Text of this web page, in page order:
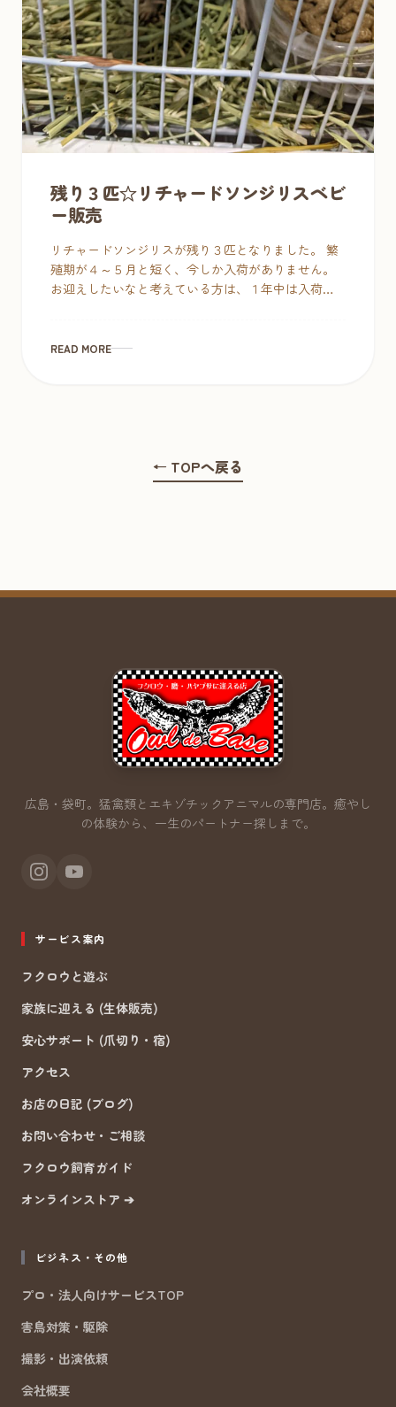
残り３匹☆リチャードソンジリスベビ
ー販売
リチャードソンジリスが残り３匹となりました。 繁
殖期が４～５月と短く、今しか入荷がありません。
お迎えしたいなと考えている方は、１年中は入荷し
READ MORE
← TOPへ戻る
広島・袋町。猛禽類とエキゾチックアニマルの専門店。 癒やし
の体験から、一生のパートナー探しまで。
サービス案内
フクロウと遊ぶ
家族に迎える (生体販売)
安心サポート (爪切り・宿)
アクセス
お店の日記 (ブログ)
お問い合わせ・ご相談
フクロウ飼育ガイド
オンラインストア ➔
ビジネス・その他
プロ・法人向けサービスTOP
害鳥対策・駆除
撮影・出演依頼
会社概要